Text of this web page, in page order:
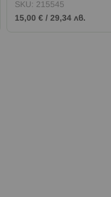
SKU: 215545
15,00 € / 29,34 лв.